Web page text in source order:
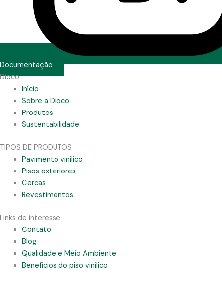
Documentação
Dioco
Início
Sobre a Dioco
Produtos
Sustentabilidade
TIPOS DE PRODUTOS
Pavimento vinílico
Pisos exteriores
Cercas
Revestimentos
Links de interesse
Contato
Blog
Qualidade e Meio Ambiente
Benefícios do piso vinílico